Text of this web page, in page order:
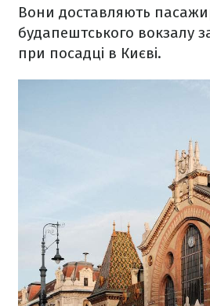
Вони доставляють
будапештського вокзалу
при посадці в Києві.